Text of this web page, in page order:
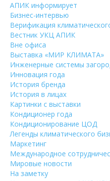
АПИК информирует
Бизнес-интервью
Верификация
Вестник УКЦ АПИК
Вне офиса
Выставка «МИР КЛИМАТА»
Инженерные системы
Инновация года
История бренда
История в лицах
Картинки с выставки
Кондиционер года
Кондиционирование ЦОД
Легенды климатического
Маркетинг
Международное
Мировые новости
На заметку